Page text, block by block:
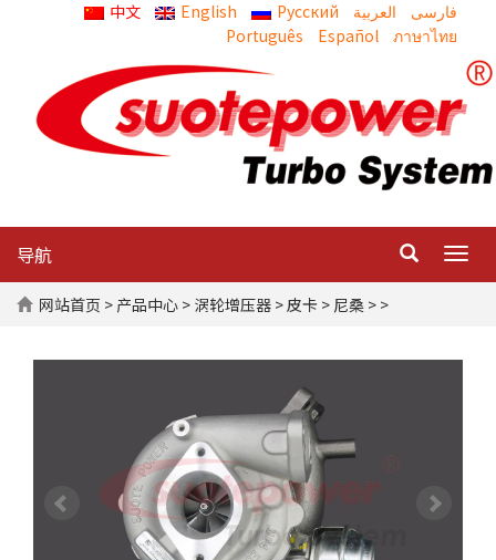
中文 English Русский العربية
Português
Español ภาษาไทย
导航
网站首页 > 产品中心 > 涡轮增压器 >皮卡 > 尼桑 > >